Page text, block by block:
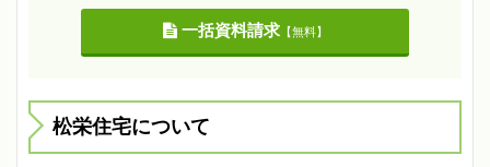
一括資料請求【無料】
松栄住宅について